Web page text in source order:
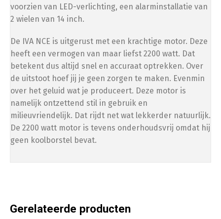
voorzien van LED-verlichting, een alarminstallatie van
2 wielen van 14 inch.
De IVA NCE is uitgerust met een krachtige motor. Deze
heeft een vermogen van maar liefst 2200 watt. Dat
betekent dus altijd snel en accuraat optrekken. Over
de uitstoot hoef jij je geen zorgen te maken. Evenmin
over het geluid wat je produceert. Deze motor is
namelijk ontzettend stil in gebruik en
milieuvriendelijk. Dat rijdt net wat lekkerder natuurlijk.
De 2200 watt motor is tevens onderhoudsvrij omdat hij
geen koolborstel bevat.
Gerelateerde producten